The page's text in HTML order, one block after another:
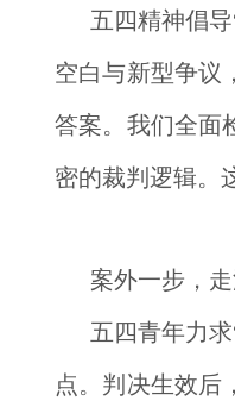
五四精神倡
空白与新型争议
答案。我们全面
密的裁判逻辑。
案外一步，走
五四青年力
点。判决生效后